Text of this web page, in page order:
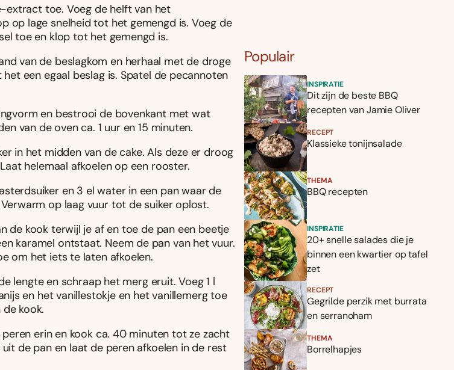
extract toe. Voeg de helft van het
op lage snelheid tot het gemengd is. Voeg de
toe en klop tot het gemengd is.
van de beslagkom en herhaal met de droge
een egaal beslag is. Spatel de pecannoten
en bestrooi de bovenkant met wat
van de oven ca. 1 uur en 15 minuten.
in het midden van de cake. Als deze er droog
helemaal afkoelen op een rooster.
en 3 el water in een pan waar de
op laag vuur tot de suiker oplost.
de kook terwijl je af en toe de pan een beetje
karamel ontstaat. Neem de pan van het vuur.
om het iets te laten afkoelen.
lengte en schraap het merg eruit. Voeg 1 l
en het vanillestokje en het vanillemerg toe
kook.
erin en kook ca. 40 minuten tot ze zacht
de pan en laat de peren afkoelen in de rest
Populair
INSPIRATIE
Dit zijn de beste BBQ
recepten van Jamie Oliver
RECEPT
Klassieke tonijnsalade
THEMA
BBQ recepten
INSPIRATIE
20+ snelle salades die je
binnen een kwartier op tafel
zet
RECEPT
Gegrilde perzik met burrata
en serranoham
THEMA
Borrelhapjes